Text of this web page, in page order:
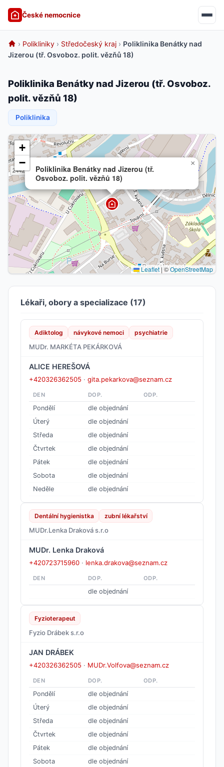
České nemocnice
› Polikliniky › Středočeský kraj › Poliklinika Benátky nad
Jizerou (tř. Osvoboz. polit. vězňů 18)
Poliklinika Benátky nad Jizerou (tř. Osvoboz.
polit. vězňů 18)
Poliklinika
Poliklinika Benátky nad Jizerou (tř.
Osvoboz. polit. vězňů 18)
×
+
−
Leaflet|©OpenStreetMap
Lékaři, obory a specializace (17)
Adiktolog návykové nemoci psychiatrie
MUDr. MARKÉTA PEKÁRKOVÁ
ALICE HEREŠOVÁ
+420326362505 · gita.pekarkova@seznam.cz
DEN DOP. ODP.
Pondělí
dle objednání
Úterý
dle objednání
Středa
dle objednání
Čtvrtek
dle objednání
Pátek
dle objednání
Sobota
dle objednání
Neděle
dle objednání
Dentální hygienistka zubní lékařství
MUDr.Lenka Draková s.r.o
MUDr. Lenka Draková
+420723715960 · lenka.drakova@seznam.cz
DEN DOP. ODP.
dle objednání
Fyzioterapeut
Fyzio Drábek s.r.o
JAN DRÁBEK
+420326362505 · MUDr.Volfova@seznam.cz
DEN DOP. ODP.
Pondělí
dle objednání
Úterý
dle objednání
Středa
dle objednání
Čtvrtek
dle objednání
Pátek
dle objednání
Sobota
dle objednání